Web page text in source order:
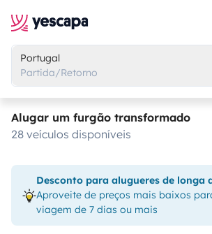
Portugal
Partida/Retorno
Alugar um furgão transformado
28 veículos disponíveis
Desconto para alugueres de longa
Aproveite de preços mais baixos
viagem de 7 dias ou mais